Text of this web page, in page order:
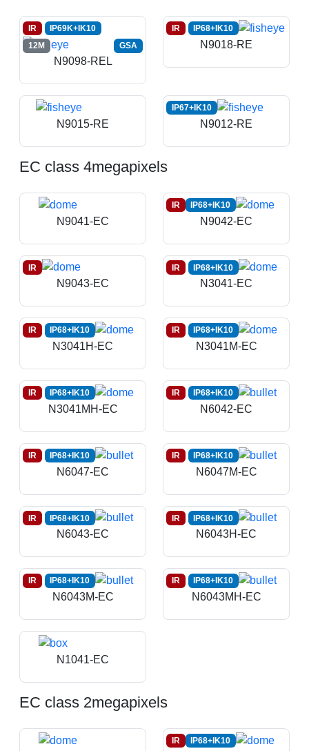
IR
IP69K+IK10
12M
GSA
N9098-REL
IR IP68+IK10
N9018-RE
N9015-RE
IP67+IK10
N9012-RE
EC class 4megapixels
N9041-EC
IR IP68+IK10
N9042-EC
IR
N9043-EC
IR IP68+IK10
N3041-EC
IR IP68+IK10
N3041H-EC
IR IP68+IK10
N3041M-EC
IR IP68+IK10
N3041MH-EC
IR IP68+IK10
N6042-EC
IR IP68+IK10
N6047-EC
IR IP68+IK10
N6047M-EC
IR IP68+IK10
N6043-EC
IR IP68+IK10
N6043H-EC
IR IP68+IK10
N6043M-EC
IR IP68+IK10
N6043MH-EC
N1041-EC
EC class 2megapixels
IR IP68+IK10